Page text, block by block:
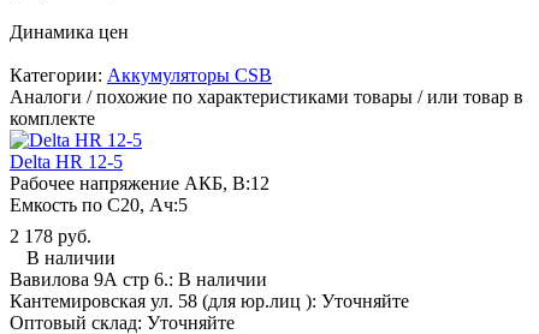
Динамика цен
Категории: Аккумуляторы CSB
Аналоги / похожие по характеристиками товары / или товар в
комплекте
Delta HR 12-5
Рабочее напряжение АКБ, B:12
Емкость по С20, Ач:5
2 178 руб.
В наличии
Вавилова 9А стр 6.: В наличии
Кантемировская ул. 58 (для юр.лиц ): Уточняйте
Оптовый склад: Уточняйте